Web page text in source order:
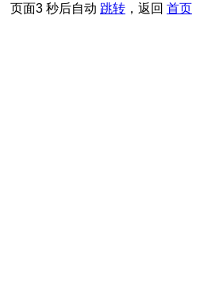
页面3 秒后自动 跳转 ，返回 首页